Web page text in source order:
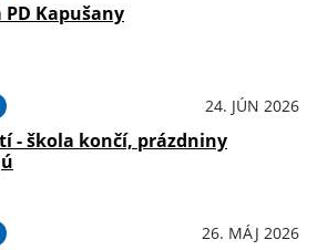
PD Kapušany
24. JÚN 2026
- škola končí, prázdniny
26. MÁJ 2026